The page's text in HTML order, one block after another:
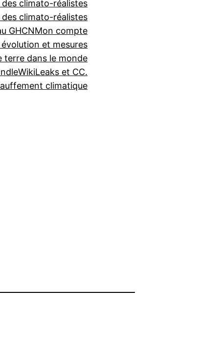
climato-réalistes
climato-réalistes
GHCNMon compte
et mesures
terre dans le monde
WikiLeaks et CC.
climatique